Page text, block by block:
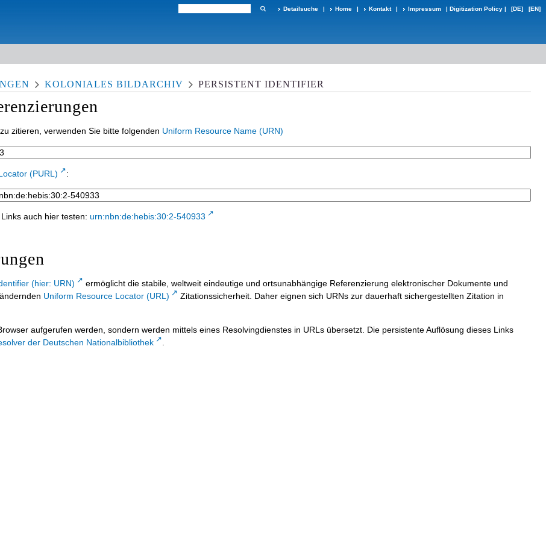
Detailsuche | Home | Kontakt | Impressum | Digitization Policy | [DE] [EN]
KOLONIALES BILDARCHIV PERSISTENT IDENTIFIER
zitieren, verwenden Sie bitte folgenden Uniform Resource Name (URN)
(PURL) :
auch hier testen: urn:nbn:de:hebis:30:2-540933
(hier: URN)
ermöglicht die stabile, weltweit eindeutige und ortsunabhängige Referenzierung elektronischer Dokumente und
Uniform Resource Locator (URL)
Zitationssicherheit. Daher eignen sich URNs zur dauerhaft sichergestellten Zitation in
aufgerufen werden, sondern werden mittels eines Resolvingdienstes in URLs übersetzt. Die persistente Auflösung dieses Links
der Deutschen Nationalbibliothek